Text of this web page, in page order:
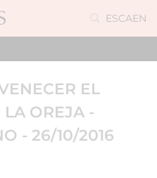
ESCAEN
EL
OREJA -
- 26/10/2016